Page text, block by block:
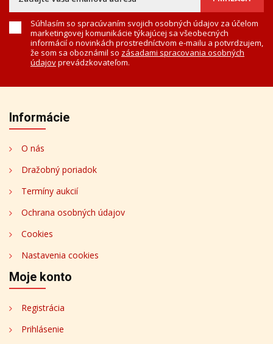
Súhlasím so spracúvaním svojich osobných údajov za účelom
marketingovej komunikácie týkajúcej sa všeobecných
informácií o novinkách prostredníctvom e-mailu a potvrdzujem,
že som sa oboznámil so zásadami spracovania osobných
údajovprevádzkovateľom.
Informácie
O nás
Dražobný poriadok
Termíny aukcií
Ochrana osobných údajov
Cookies
Nastavenia cookies
Moje konto
Registrácia
Prihlásenie